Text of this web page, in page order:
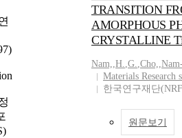
TRANSITION
AMORPHOUS
CRYSTALLINE
Nam,,H.,G.,Cho,,
Materials Research
한국연구재단
원문보기